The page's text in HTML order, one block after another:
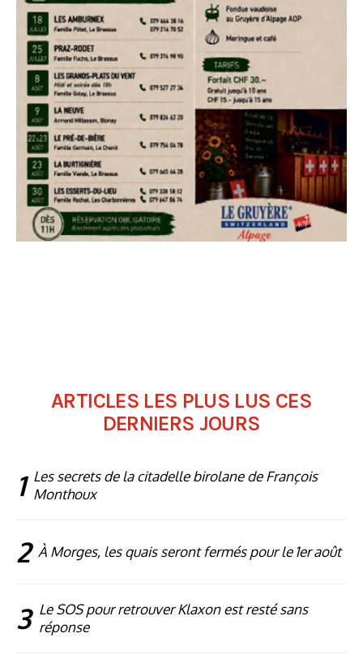
ARTICLES LES PLUS LUS CES
DERNIERS JOURS
1 Les secrets de la citadelle birolane de François
Monthoux
2 À Morges, les quais seront fermés pour le 1er août
3 Le SOS pour retrouver Klaxon est resté sans
réponse